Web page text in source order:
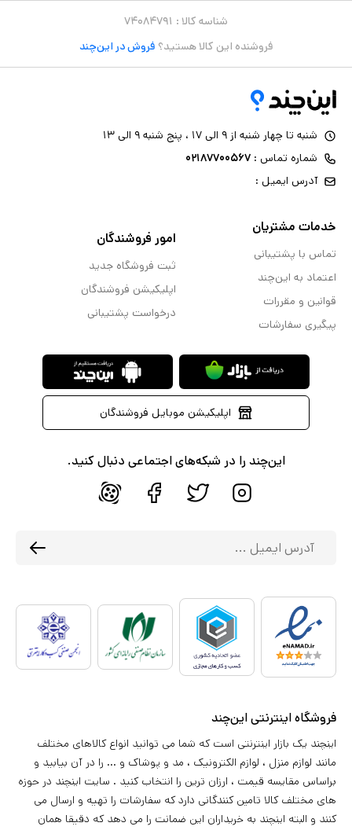
شناسه کالا : ۷۴۰۸۴۷۹۱
فروشنده این کالا هستید؟ فروش در این‌چند
شنبه تا چهار شنبه از ۹ الی ۱۷ ، پنج شنبه ۹ الی ۱۳
شماره تماس : ۰۲۱۸۷۷۰۰۵۶۷
آدرس ایمیل :
خدمات مشتریان
تماس با پشتیبانی
اعتماد به این‌چند
قوانین و مقررات
پیگیری سفارشات
امور فروشندگان
ثبت فروشگاه جدید
اپلیکیشن فروشندگان
درخواست پشتیبانی
اپلیکیشن موبایل فروشندگان
این‌چند را در شبکه‌های اجتماعی دنبال کنید.
فروشگاه اینترنتی این‌چند
اینچند یک بازار اینترنتی است که شما می توانید انواع کالاهای مختلف
مانند لوازم منزل ، لوازم الکترونیک ، مد و پوشاک و ... را در آن بیابید و
براساس مقایسه قیمت ، ارزان ترین را انتخاب کنید . سایت اینچند در حوزه
های مختلف کالا تامین کنندگانی دارد که سفارشات را تهیه و ارسال می
کنند و البته اینچند به خریداران این ضمانت را می دهد که دقیقا همان